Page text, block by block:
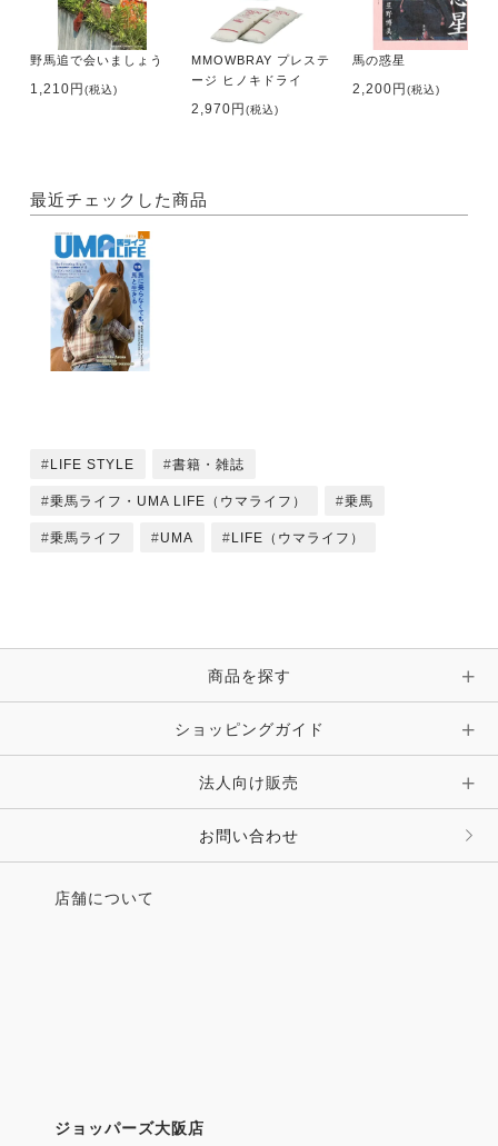
・馬に乗らなくても、馬と生きる①
ひとりの愛馬家がたどり着いた現在─浅井マヤさん
・馬に乗らなくても、馬と生きる②
「馬のお世話」が私たちの誇り─余生牧場ブレーヴス
愛情でつながるベターハーフな関係─馬を愛するオー
ナーたち
トムトムのオーナーsaitoh.nさん ダンケのオーナー
星村美和さん
アキュレットのオーナー池田明子さん
●The Live Horses
どさんこ牧の春
●The Eventing Report
プログレスチーム強化合宿と
Competition
CDI3*／CDI1* TOKYO2026
●PR
［連載1］福島県相馬地方に伝わる「野馬追祭りから
誕生した」
ホースジュエリー“LA SOMA”
会
ためのサプリ
野馬追で会いましょう
1,210円(税込)
MMOWBRAY プレステ
ージ ヒノキドライ
2,970円(税込)
馬の惑星
2,200円(税込)
最近チェックした商品
LIFE STYLE 書籍・雑誌
乗馬ライフ・UMA LIFE（ウマライフ） 乗馬
乗馬ライフ UMA LIFE（ウマライフ）
商品を探す
ショッピングガイド
法人向け販売
お問い合わせ
店舗について
ジョッパーズ大阪店